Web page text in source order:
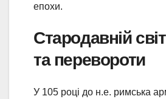
епохи.
Стародавній
та перевороти
У 105 році до н.е. римська